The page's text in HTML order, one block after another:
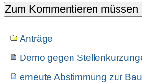
NavigationAnträge
Demo gegen
erneute Abstimmung zur